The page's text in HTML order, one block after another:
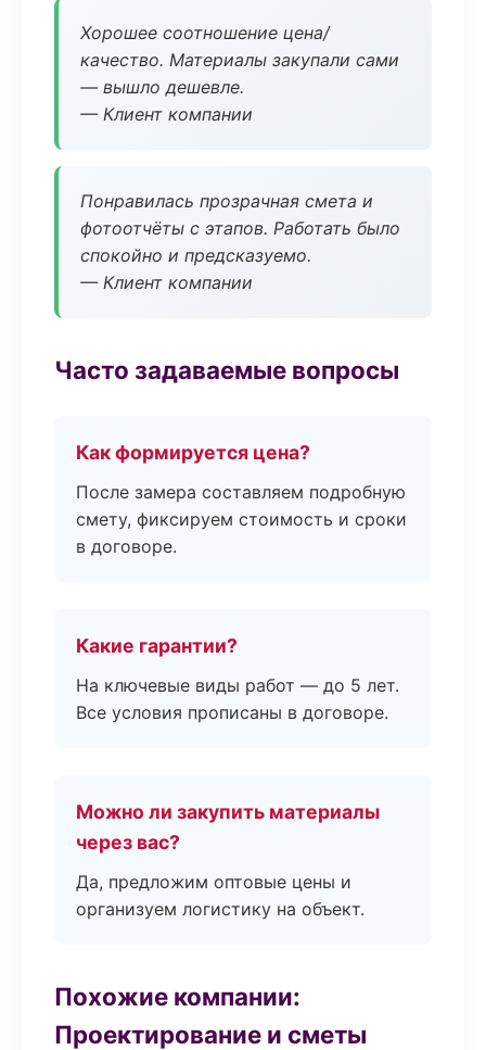
Хорошее соотношение цена/
качество. Материалы закупали сами
— вышло дешевле.
— Клиент компании
Понравилась прозрачная смета и
фотоотчёты с этапов. Работать было
спокойно и предсказуемо.
— Клиент компании
Часто задаваемые вопросы
Как формируется цена?
После замера составляем подробную
смету, фиксируем стоимость и сроки
в договоре.
Какие гарантии?
На ключевые виды работ — до 5 лет.
Все условия прописаны в договоре.
Можно ли закупить материалы
через вас?
Да, предложим оптовые цены и
организуем логистику на объект.
Похожие компании:
Проектирование и сметы